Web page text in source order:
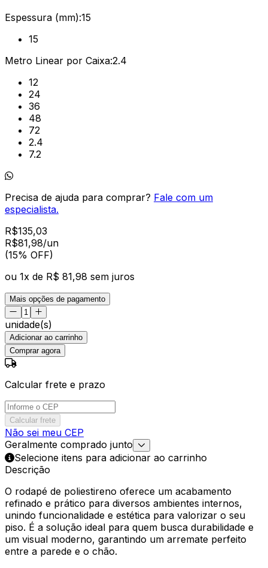
Espessura (mm):15
15
Metro Linear por Caixa:2.4
12
24
36
48
72
2.4
7.2
Precisa de ajuda para comprar? Fale com um
especialista.
R$135,03
R$81,98/un
(15% OFF)
ou 1x de R$ 81,98 sem juros
Mais opções de pagamento
unidade(s)
Adicionar ao carrinho
Comprar agora
Calcular frete e prazo
Calcular frete
Não sei meu CEP
Geralmente comprado junto
Selecione itens para adicionar ao carrinho
Descrição
O rodapé de poliestireno oferece um acabamento
refinado e prático para diversos ambientes internos,
unindo funcionalidade e estética para valorizar o seu
piso. É a solução ideal para quem busca durabilidade e
um visual moderno, garantindo um arremate perfeito
entre a parede e o chão.